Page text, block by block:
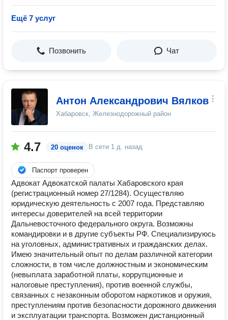
Ещё 7 услуг
Позвонить Чат
Антон Александрович Вялков
Хабаровск, Железнодорожный район
4.7 20 оценок В сети 1 д. назад
Паспорт проверен
Адвокат Адвокатской палаты Хабаровского края
(регистрационный номер 27/1284). Осуществляю
юридическую деятельность с 2007 года. Представляю
интересы доверителей на всей территории
Дальневосточного федерального округа. Возможны
командировки и в другие субъекты РФ. Специализируюсь
на уголовных, административных и гражданских делах.
Имею значительный опыт по делам различной категории
сложности, в том числе должностным и экономическим
(невыплата заработной платы, коррупционные и
налоговые преступления), против военной службы,
связанных с незаконным оборотом наркотиков и оружия,
преступлениям против безопасности дорожного движения
и эксплуатации транспорта. Возможен дистанционный